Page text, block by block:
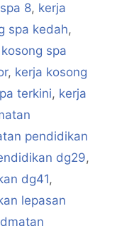
8, kerja
spa kedah,
spa
, kerja kosong
terkini, kerja
pendidikan
dg29,
dg41,
lepasan